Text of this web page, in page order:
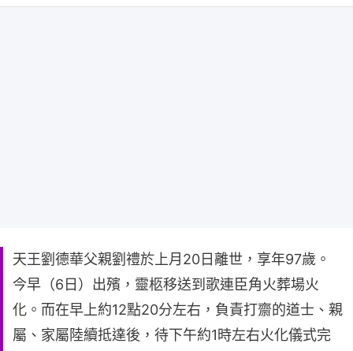
天王劉德華父親劉禮於上月20日離世，享年97歲。
今早（6日）出殯，靈柩移送到歌連臣角火葬場火
化。而在早上約12點20分左右，負責打齋的道士、親
屬、家屬陸續抵達後，待下午約1時左右火化儀式完